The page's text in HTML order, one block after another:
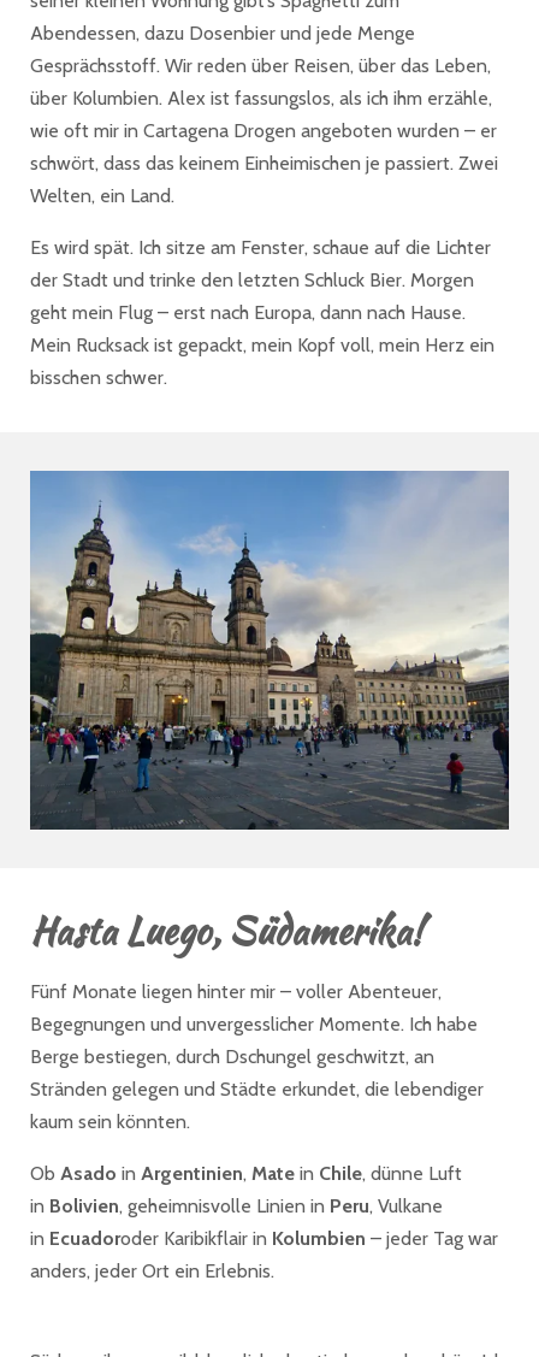
Abendessen, dazu Dosenbier und jede Menge
Gesprächsstoff. Wir reden über Reisen, über das Leben,
über Kolumbien. Alex ist fassungslos, als ich ihm erzähle,
wie oft mir in Cartagena Drogen angeboten wurden – er
schwört, dass das keinem Einheimischen je passiert. Zwei
Welten, ein Land.
Es wird spät. Ich sitze am Fenster, schaue auf die Lichter
der Stadt und trinke den letzten Schluck Bier. Morgen
geht mein Flug – erst nach Europa, dann nach Hause.
Mein Rucksack ist gepackt, mein Kopf voll, mein Herz ein
bisschen schwer.
Hasta Luego, Südamerika!
Fünf Monate liegen hinter mir – voller Abenteuer,
Begegnungen und unvergesslicher Momente. Ich habe
Berge bestiegen, durch Dschungel geschwitzt, an
Stränden gelegen und Städte erkundet, die lebendiger
kaum sein könnten.
Ob Asado in Argentinien, Mate in Chile, dünne Luft
in Bolivien, geheimnisvolle Linien in Peru, Vulkane
in Ecuadoroder Karibikflair in Kolumbien – jeder Tag war
anders, jeder Ort ein Erlebnis.